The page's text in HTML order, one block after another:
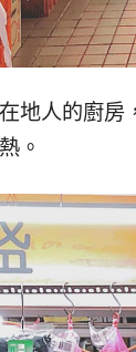
地人的廚房
。